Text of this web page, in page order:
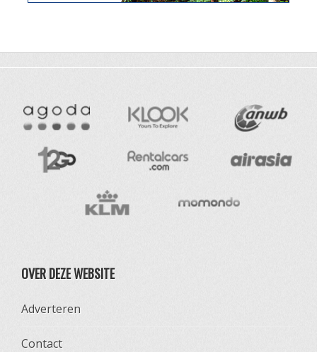
OVER DEZE WEBSITE
Adverteren
Contact